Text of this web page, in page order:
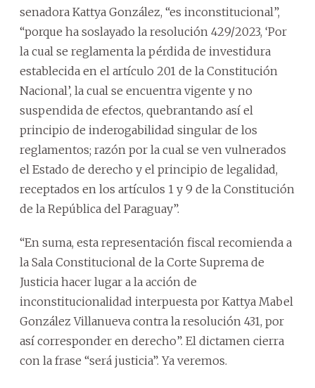
senadora Kattya González, “es inconstitucional”,
“porque ha soslayado la resolución 429/2023, ‘Por
la cual se reglamenta la pérdida de investidura
establecida en el artículo 201 de la Constitución
Nacional’, la cual se encuentra vigente y no
suspendida de efectos, quebrantando así el
principio de inderogabilidad singular de los
reglamentos; razón por la cual se ven vulnerados
el Estado de derecho y el principio de legalidad,
receptados en los artículos 1 y 9 de la Constitución
de la República del Paraguay”.
“En suma, esta representación fiscal recomienda a
la Sala Constitucional de la Corte Suprema de
Justicia hacer lugar a la acción de
inconstitucionalidad interpuesta por Kattya Mabel
González Villanueva contra la resolución 431, por
así corresponder en derecho”. El dictamen cierra
con la frase “será justicia”. Ya veremos.